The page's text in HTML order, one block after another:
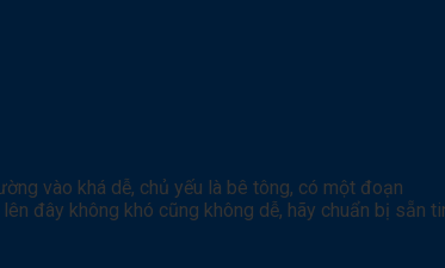
vào khá dễ, chủ yếu là bê tông, có một đoạn
đây không khó cũng không dễ, hãy chuẩn bị sẵn